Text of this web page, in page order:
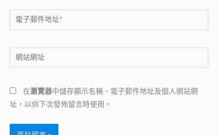
電
子
件
地
*
網
站
址
在瀏覽器中儲存顯示名稱、電子郵件地址及個人網站網
址，以供下次發佈留言時使用。